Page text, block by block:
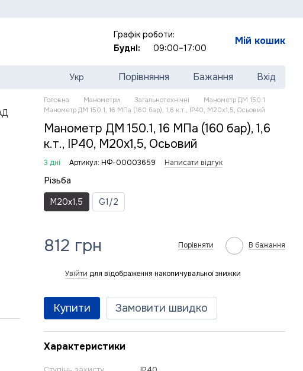
Графік роботи:
Будні:
09:00–17:00
Мій кошик
Укр Порівняння Бажання Вхід
Головна Манометри Загальнотехнічні
Манометр ДМ 150.1
Манометр ДМ 150.1, 16 МПа (160 бар), 1,6 к.т., IP40, М20х1,5, Осьовий
Манометр ДМ 150.1, 16 МПа (160 бар), 1,6
к.т., IP40, М20х1,5, Осьовий
3 дні Артикул: НФ-00003659 Написати відгук
Різьба
M20x1,5 G1/2
812 грн Порівняти В бажання
Увійти для відображення накопичувальної знижки
Купити Замовити швидко
Характеристики